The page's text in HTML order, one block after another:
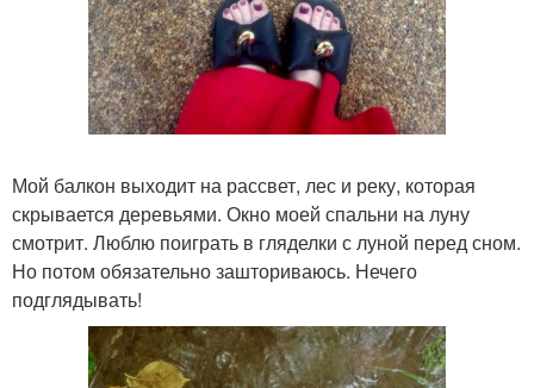
Мой балкон выходит на рассвет, лес и реку, которая
скрывается деревьями. Окно моей спальни на луну
смотрит. Люблю поиграть в гляделки с луной перед сном.
Но потом обязательно зашториваюсь. Нечего
подглядывать!